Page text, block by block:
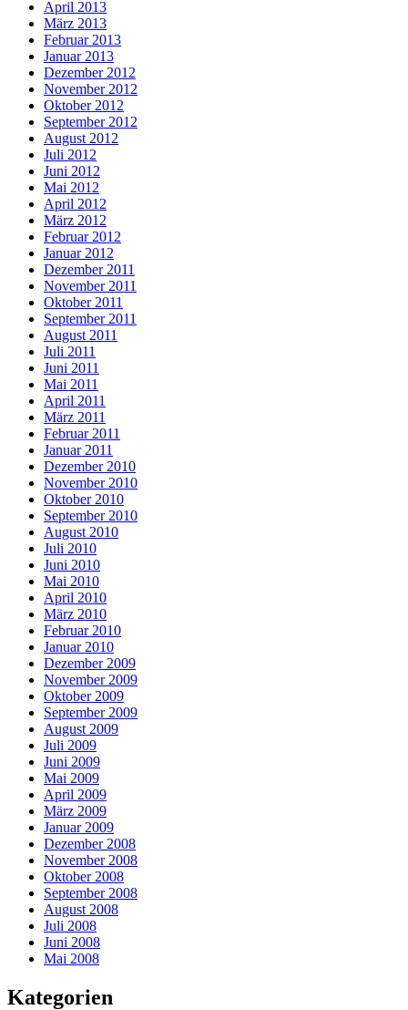
April 2013
März 2013
Februar 2013
Januar 2013
Dezember 2012
November 2012
Oktober 2012
September 2012
August 2012
Juli 2012
Juni 2012
Mai 2012
April 2012
März 2012
Februar 2012
Januar 2012
Dezember 2011
November 2011
Oktober 2011
September 2011
August 2011
Juli 2011
Juni 2011
Mai 2011
April 2011
März 2011
Februar 2011
Januar 2011
Dezember 2010
November 2010
Oktober 2010
September 2010
August 2010
Juli 2010
Juni 2010
Mai 2010
April 2010
März 2010
Februar 2010
Januar 2010
Dezember 2009
November 2009
Oktober 2009
September 2009
August 2009
Juli 2009
Juni 2009
Mai 2009
April 2009
März 2009
Januar 2009
Dezember 2008
November 2008
Oktober 2008
September 2008
August 2008
Juli 2008
Juni 2008
Mai 2008
Kategorien